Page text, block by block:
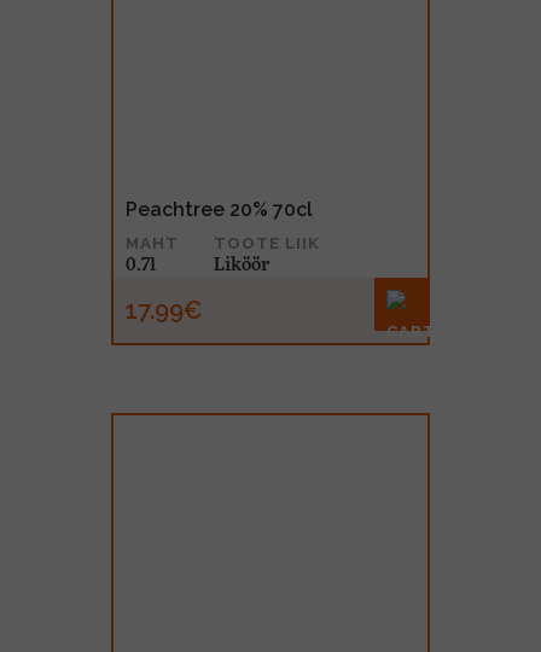
Peachtree 20% 70cl
MAHT
0.7l
TOOTE LIIK
Liköör
17.99€